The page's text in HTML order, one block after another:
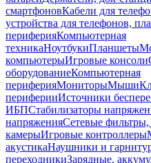
смартфоновКабели для
устройства для телефонов,
периферияКомпьютерная
техникаНоутбукиПланшеты
компьютерыИгровые консоли
оборудованиеКомпьютерная
периферияМониторыМыши
периферииИсточники
ИБПСтабилизаторы
напряженияСетевые фильтры,
камерыИгровые контроллеры
акустикаНаушники и
переходникиЗарядные,